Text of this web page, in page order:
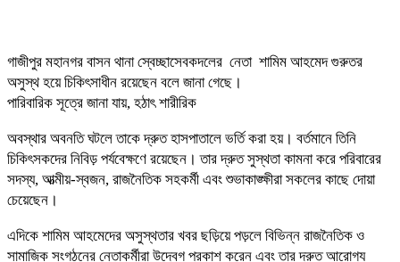
গাজীপুর মহানগর বাসন থানা স্বেচ্ছাসেবকদলের নেতা শামিম আহমেদ গুরুতর
অসুস্থ হয়ে চিকিৎসাধীন রয়েছেন বলে জানা গেছে।
পারিবারিক সূত্রে জানা যায়, হঠাৎ শারীরিক
অবস্থার অবনতি ঘটলে তাকে দ্রুত হাসপাতালে ভর্তি করা হয়। বর্তমানে তিনি
চিকিৎসকদের নিবিড় পর্যবেক্ষণে রয়েছেন। তার দ্রুত সুস্থতা কামনা করে পরিবারের
সদস্য, আত্মীয়-স্বজন, রাজনৈতিক সহকর্মী এবং শুভাকাঙ্ক্ষীরা সকলের কাছে দোয়া
চেয়েছেন।
এদিকে শামিম আহমেদের অসুস্থতার খবর ছড়িয়ে পড়লে বিভিন্ন রাজনৈতিক ও
সামাজিক সংগঠনের নেতাকর্মীরা উদ্বেগ প্রকাশ করেন এবং তার দ্রুত আরোগ্য